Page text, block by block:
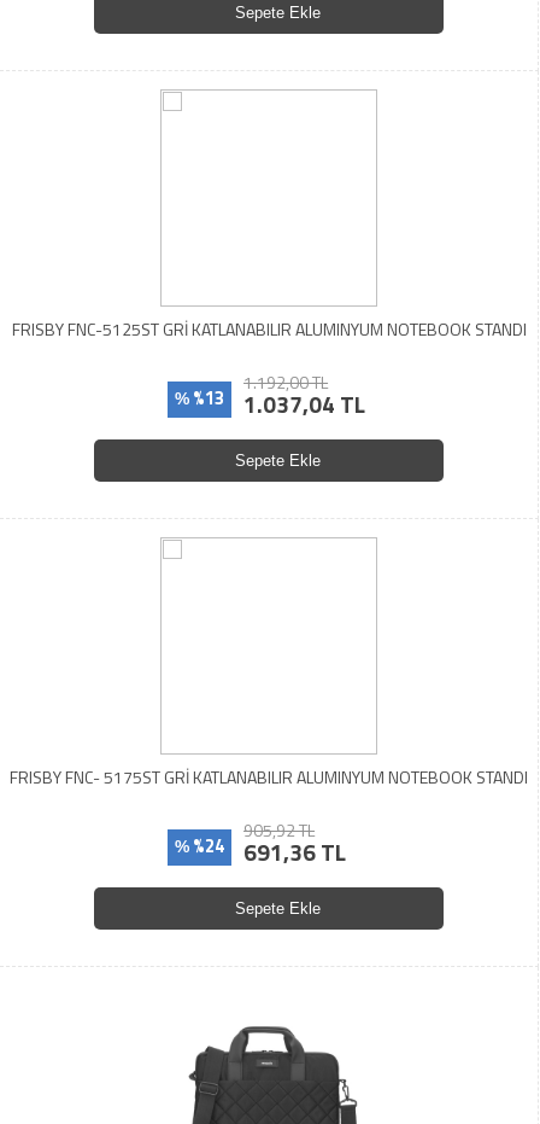
Sepete Ekle
FRISBY FNC-5125ST GRİ KATLANABILIR ALUMINYUM NOTEBOOK STANDI
% %13
1.192,00 TL
1.037,04 TL
Sepete Ekle
FRISBY FNC- 5175ST GRİ KATLANABILIR ALUMINYUM NOTEBOOK STANDI
% %24
905,92 TL
691,36 TL
Sepete Ekle